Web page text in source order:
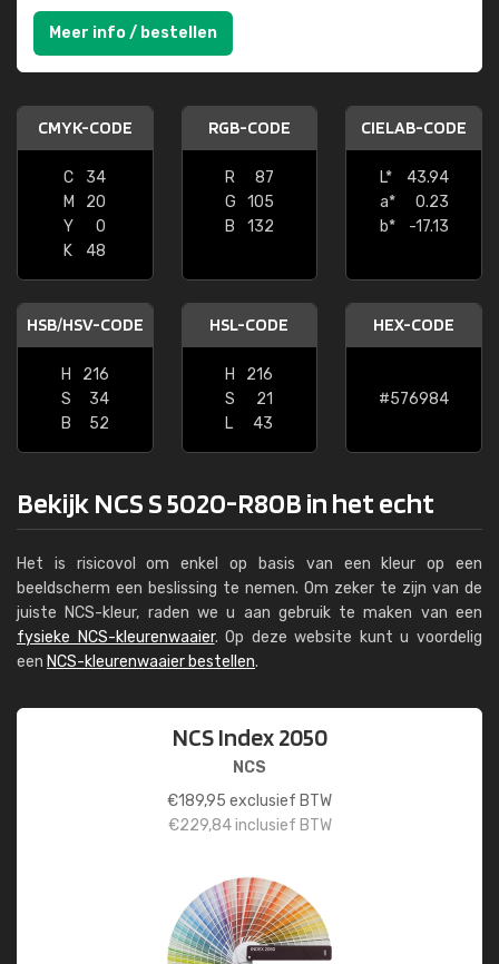
Meer info / bestellen
CMYK-CODE
C
34
M
20
Y
0
K
48
RGB-CODE
R
87
G
105
B
132
CIELAB-CODE
L*
43.94
a*
0.23
b*
-17.13
HSB/HSV-CODE
H
216
S
34
B
52
HSL-CODE
H
216
S
21
L
43
HEX-CODE
#576984
Bekijk NCS S 5020-R80B in het echt
Het is risicovol om enkel op basis van een kleur op een
beeldscherm een beslissing te nemen. Om zeker te zijn van de
juiste NCS-kleur, raden we u aan gebruik te maken van een
fysieke NCS-kleurenwaaier. Op deze website kunt u voordelig
een NCS-kleurenwaaier bestellen.
NCS Index 2050
NCS
€189,95 exclusief BTW
€229,84inclusief BTW